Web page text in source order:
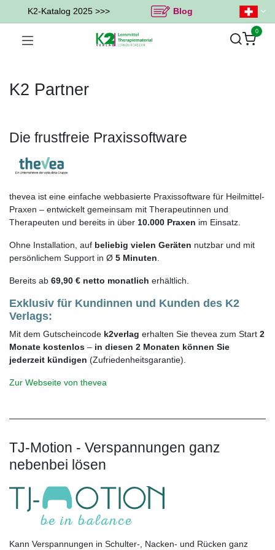
K2-Katalog 2025 >>> Blog
0
K2 Partner
Die frustfreie Praxissoftware
thevea ist eine einfache webbasierte Praxissoftware für Heilmittel-
Praxen – entwickelt gemeinsam mit Therapeutinnen und
Therapeuten und bereits in über 10.000 Praxen im Einsatz.
Ohne Installation, auf beliebig vielen Geräten nutzbar und mit
persönlichem Support in Ø 5 Minuten
Bereits ab 69,90 € netto monatlich erhältlich.
Exklusiv für Kundinnen und Kunden des K2
Verlags:
Mit dem Gutscheincode k2verlag erhalten Sie thevea zum Start 2
Monate kostenlos – in diesen 2 Monaten können Sie
jederzeit kündigen (Zufriedenheitsgarantie).
Zur Webseite von thevea
TJ-Motion - Verspannungen ganz
nebenbei lösen
Kann Verspannungen in Schulter-, Nacken- und Rücken ganz